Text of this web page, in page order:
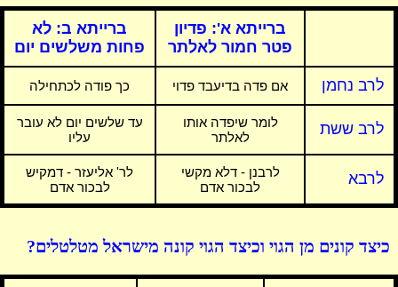
ברייתא א': פדיון
פטר חמור לאלתר
ברייתא ב: לא
פחות משלשים יום
לרב נחמן אם פדה בדיעבד פדוי כך פודה לכתחילה
לרב ששת
לומר שיפדה אותו
לאלתר
עד שלשים יום לא עובר
עליו
לרבא
לרבנן - דלא מקשי
לבכור אדם
לר' אליעזר - דמקיש
לבכור אדם
כיצד קונים מן הגוי וכיצד הגוי קונה מישראל מטלטלים?